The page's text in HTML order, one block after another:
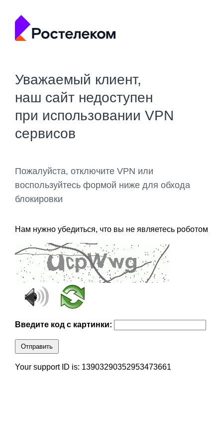
Уважаемый клиент,
наш сайт недоступен
при использовании VPN
сервисов
Пожалуйста, отключите VPN или
воспользуйтесь формой ниже для обхода
блокировки
Нам нужно убедиться, что вы не являетесь роботом
Введите код с картинки:
Отправить
Your support ID is: 13903290352953473661